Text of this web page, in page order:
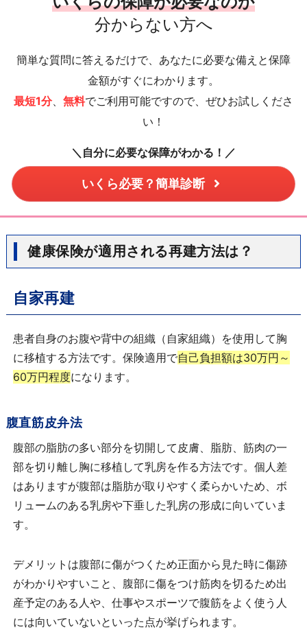
分からない方へ
簡単な質問に答えるだけで、あなたに必要な備えと保障
金額がすぐにわかります。
最短1分、 無料でご利用可能ですので、ぜひお試しくださ
い！
＼自分に必要な保障がわかる！／
いくら必要？簡単診断
健康保険が適用される再建方法は？
自家再建
患者自身のお腹や背中の組織（自家組織）を使用して胸
に移植する方法です。保険適用で自己負担額は30万円～
60万円程度になります。
腹直筋皮弁法
腹部の脂肪の多い部分を切開して皮膚、脂肪、筋肉の一
部を切り離し胸に移植して乳房を作る方法です。個人差
はありますが腹部は脂肪が取りやすく柔らかいため、ボ
リュームのある乳房や下垂した乳房の形成に向いていま
す。
デメリットは腹部に傷がつくため正面から見た時に傷跡
がわかりやすいこと、腹部に傷をつけ筋肉を切るため出
産予定のある人や、仕事やスポーツで腹筋をよく使う人
には向いていないといった点が挙げられます。